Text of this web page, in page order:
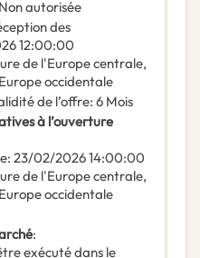
Non autorisée
des
12:00:00
de l'Europe centrale,
occidentale
de l’offre: 6 Mois
à l’ouverture
: 23/02/202614:00:00
de l'Europe centrale,
occidentale
:
exécuté dans le